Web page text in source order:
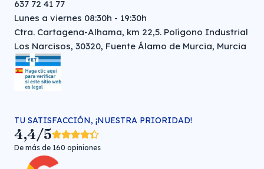
637 72 41 77
Lunes a viernes 08:30h - 19:30h
Ctra. Cartagena-Alhama, km 22,5. Polígono Industrial
Los Narcisos, 30320, Fuente Álamo de Murcia, Murcia
TU SATISFACCIÓN, ¡NUESTRA PRIORIDAD!
4,4/5
De más de 160 opiniones